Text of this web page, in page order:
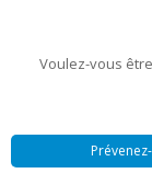
Voulez-vous